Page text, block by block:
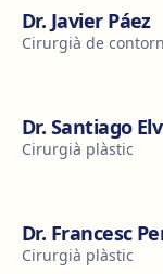
Dr. Javier Páez
Cirurgià de
Dr. Santiago
Cirurgià plàstic
Dr. Francesc
Cirurgià plàstic